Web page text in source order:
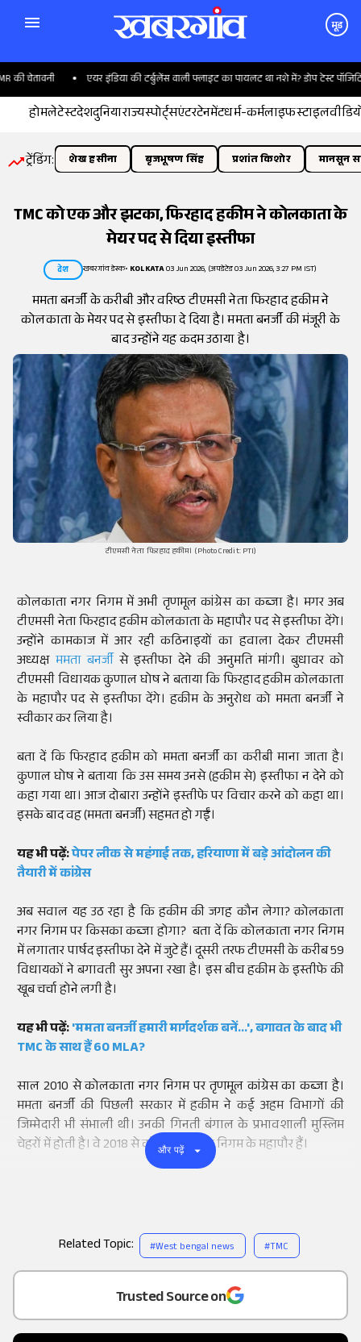
मूड
चेतावनी एयर इंडिया की टर्बुलेंस वाली फ्लाइट का पायलट था नशे में? डोप टेस्ट पॉजिटिव
होमलेटेस्टदेशदुनियाराज्यस्पोर्ट्सएंटरटेनमेंटधर्म-कर्मलाइफस्टाइल
ट्रेंडिंग: शेख हसीना बृजभूषण सिंह प्रशांत किशोर मानसून
TMC को एक और झटका, फिरहाद हकीम ने कोलकाता के
मेयर पद से दिया इस्तीफा
देश खबरगांव डेस्क• KOLKATA03 Jun 2026, (अपडेटेड 03 Jun 2026, 3:27 PM IST)
ममता बनर्जी के करीबी और वरिष्ठ टीएमसी नेता फिरहाद हकीम ने
कोलकाता के मेयर पद से इस्तीफा दे दिया है। ममता बनर्जी की मंजूरी के
बाद उन्होंने यह कदम उठाया है।
टीएमसी नेता फिरहाद हकीम। (Photo Credit: PTI)
Add
as a
Trusted Source on
कोलकाता नगर निगम में अभी तृणमूल कांग्रेस का कब्जा है। मगर अब
टीएमसी नेता फिरहाद हकीम कोलकाता के महापौर पद से इस्तीफा देंगे।
उन्होंने कामकाज में आर रही कठिनाइयों का हवाला देकर टीएमसी
अध्यक्षममता बनर्जी से इस्तीफा देने की अनुमति मांगी। बुधावर को
टीएमसी विधायक कुणाल घोष ने बताया कि फिरहाद हकीम कोलकाता
के महापौर पद से इस्तीफा देंगे। हकीम के अनुरोध को ममता बनर्जी ने
स्वीकार कर लिया है।
बता दें कि फिरहाद हकीम को ममता बनर्जी का करीबी माना जाता है।
कुणाल घोष ने बताया कि उस समय उनसे (हकीम से) इस्तीफा न देने को
कहा गया था। आज दोबारा उन्होंने इस्तीफे पर विचार करने को कहा था।
इसके बाद वह (ममता बनर्जी) सहमत हो गईं।
यह भी पढ़ें:पेपर लीक से महंगाई तक, हरियाणा में बड़े आंदोलन की
तैयारी में कांग्रेस
अब सवाल यह उठ रहा है कि हकीम की जगह कौन लेगा? कोलकाता
नगर निगम पर किसका कब्जा होगा? बता दें कि कोलकाता नगर निगम
में लगातार पार्षद इस्तीफा देने में जुटे हैं। दूसरी तरफ टीएमसी के करीब 59
विधायकों ने बगावती सुर अपना रखा है। इस बीच हकीम के इस्तीफे की
खूब चर्चा होने लगी है।
यह भी पढ़ें:'ममता बनर्जी हमारी मार्गदर्शक बनें...', बगावत के बाद भी
TMC के साथ हैं 60 MLA?
साल 2010 से कोलकाता नगर निगम पर तृणमूल कांग्रेस का कब्जा है।
ममता बनर्जी की पिछली सरकार में हकीम ने कई अहम विभागों की
जिम्मेदारी भी संभाली थी। उनकी गिनती बंगाल के प्रभावशाली मुस्लिम
चेहरों में होती है। वे 2018 से कोलकाता नगर निगम के महापौर हैं।
और पढ़ें
Related Topic: #West bengal news #TMC